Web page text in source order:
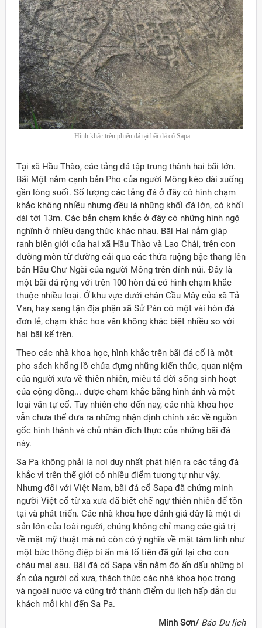
Hình khắc trên phiến đá tại bãi đá cổ Sapa
Tại xã Hầu Thào, các tảng đá tập trung thành hai bãi lớn.
Bãi Một nằm cạnh bản Pho của người Mông kéo dài xuống
gần lòng suối. Số lượng các tảng đá ở đây có hình chạm
khắc không nhiều nhưng đều là những khối đá lớn, có khối
dài tới 13m. Các bản chạm khắc ở đây có những hình ngộ
nghĩnh ở nhiều dạng thức khác nhau. Bãi Hai nằm giáp
ranh biên giới của hai xã Hầu Thào và Lao Chải, trên con
đường mòn từ đường cái qua các thửa ruộng bậc thang lên
bản Hầu Chư Ngài của người Mông trên đỉnh núi. Đây là
một bãi đá rộng với trên 100 hòn đá có hình chạm khắc
thuộc nhiều loại. Ở khu vực dưới chân Cầu Mây của xã Tả
Van, hay sang tận địa phận xã Sử Pán có một vài hòn đá
đơn lẻ, chạm khắc hoa văn không khác biệt nhiều so với
hai bãi kể trên.
Theo các nhà khoa học, hình khắc trên bãi đá cổ là một
pho sách khổng lồ chứa đựng những kiến thức, quan niệm
của người xưa về thiên nhiên, miêu tả đời sống sinh hoạt
của cộng đồng... được chạm khắc bằng hình ảnh và một
loại văn tự cổ. Tuy nhiên cho đến nay, các nhà khoa học
vẫn chưa thể đưa ra những nhận định chính xác về nguồn
gốc hình thành và chủ nhân đích thực của những bãi đá
này.
Sa Pa không phải là nơi duy nhất phát hiện ra các tảng đá
khắc vì trên thế giới có nhiều điểm tương tự như vậy.
Nhưng đối với Việt Nam, bãi đá cổ Sapa đã chứng minh
người Việt cổ từ xa xưa đã biết chế ngự thiên nhiên để tồn
tại và phát triển. Các nhà khoa học đánh giá đây là một di
sản lớn của loài người, chúng không chỉ mang các giá trị
về mặt mỹ thuật mà nó còn có ý nghĩa về mặt tâm linh như
một bức thông điệp bí ẩn mà tổ tiên đã gửi lại cho con
cháu mai sau. Bãi đá cổ Sapa vẫn nằm đó ẩn dấu những bí
ẩn của người cổ xưa, thách thức các nhà khoa học trong
và ngoài nước và cũng trở thành điểm du lịch hấp dẫn du
khách mỗi khi đến Sa Pa.
Minh Sơn/ Báo Du lịch